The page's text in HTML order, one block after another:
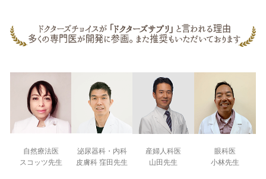
自然療法医
スコッツ先生
泌尿器科・内科
皮膚科 窪田先生
産婦人科医
山田先生
眼科医
小林先生